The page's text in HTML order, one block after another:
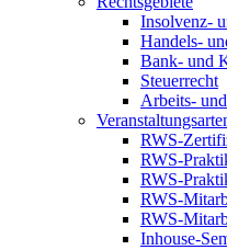
Insolvenz-
Handels-
Bank- und
Steuerrecht
Arbeits-
RWS-
RWS-
RWS-
RWS-
RWS-
Inhouse-